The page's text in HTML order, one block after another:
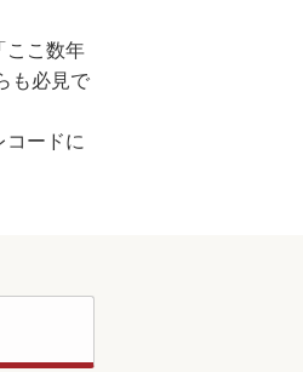
ここ数年
も必見で
コードに